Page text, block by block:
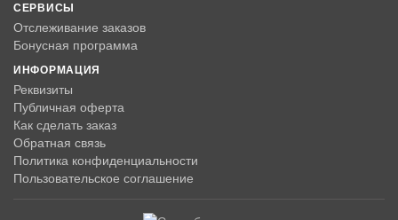
СЕРВИСЫ
Отслеживание заказов
Бонусная программа
ИНФОРМАЦИЯ
Реквизиты
Публичная оферта
Как сделать заказ
Обратная связь
Политика конфиденциальности
Пользовательское соглашение